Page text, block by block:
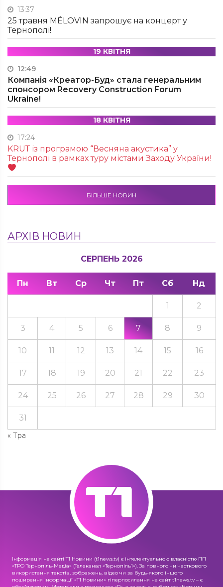
13:37
25 травня MÉLOVIN запрошує на концерт у
Тернополі!
19 КВІТНЯ
12:49
Компанія «Креатор-Буд» стала генеральним
спонсором Recovery Construction Forum
Ukraine!
18 КВІТНЯ
17:24
KRUТ із програмою “Весняна акустика” у
Тернополі в рамках туру містами Заходу України!
БІЛЬШЕ НОВИН
АРХІВ НОВИН
СЕРПЕНЬ 2026
Пн Вт Ср Чт Пт Сб Нд
« Тра
1 2
3 4 5 6 7 8 9
10 11 12 13 14 15 16
17 18 19 20 21 22 23
24 25 26 27 28 29 30
31
Інформація на сайті Т1 Новини (t1news.tv) є інтелектуальною власністю ПП
«ТРО Тернопіль-Медіа» (Телеканал «Тернопіль1»). За повного чи часткового
використання текстів, зображень, відео чи за будь-якого іншого
поширення інформації «Т1 Новини» гіперпосилання на сайт t1news.tv – є